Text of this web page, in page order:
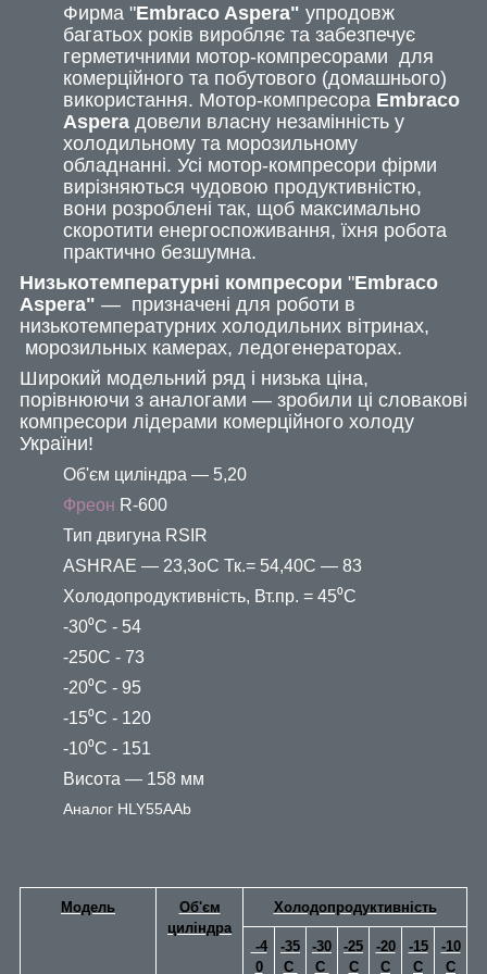
Фирма "Embraco Aspera" упродовж
багатьох років виробляє та забезпечує
герметичними мотор-компресорами для
комерційного та побутового (домашнього)
використання. Мотор-компресора Embraco
Aspera довели власну незамінність у
холодильному та морозильному
обладнанні. Усі мотор-компресори фірми
вирізняються чудовою продуктивністю,
вони розроблені так, щоб максимально
скоротити енергоспоживання, їхня робота
практично безшумна.
Низькотемпературні компресори "Embraco
Aspera" — призначені для роботи в
низькотемпературних холодильних вітринах,
морозильных камерах, ледогенераторах.
Широкий модельний ряд і низька ціна,
порівнюючи з аналогами — зробили ці словакові
компресори лідерами комерційного холоду
України!
Об'єм циліндра — 5,20
Фреон R-600
Тип двигуна RSIR
ASHRAE — 23,3oС Тк.= 54,40С — 83
Холодопродуктивність, Вт.пр. = 45⁰С
-30⁰С - 54
-250С - 73
-20⁰С - 95
-15⁰С - 120
-10⁰С - 151
Висота — 158 мм
Аналог HLY55AAb
Модель
Об'єм
циліндра
Холодопродуктивність
-4
0
-35
С
-30
C
-25
С
-20
C
-15
C
-10
C